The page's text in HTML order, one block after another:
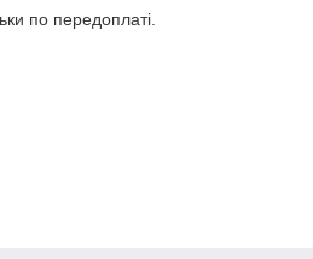
по передоплаті.